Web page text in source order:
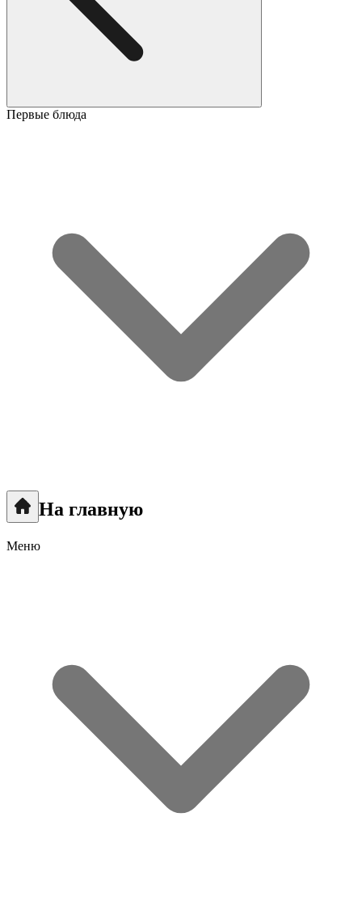
Первые блюда
На главную
Меню